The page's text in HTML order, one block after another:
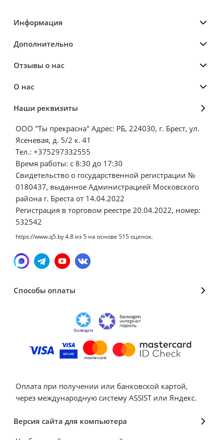
Информация
Дополнительно
Отзывы о нас
О нас
Наши реквизиты
ООО "Ты прекрасна" Адрес: РБ, 224030, г. Брест, ул.
Ясеневая, д. 5/2 к. 41
Тел.: +375297332555
Время работы: с 8:30 до 17:30
Свидетельство о государственной регистрации №
0180437, выданное Администрацией Московского
района г. Бреста от 14.04.2022
Регистрация в торговом реестре 20.04.2022, номер:
532542
https://www.q5.by4.8 из5 на основе 515оценок.
Способы оплаты
Оплата при получении или банковской картой,
через международную систему ASSIST или Яндекс.
Версия сайта для компьютера